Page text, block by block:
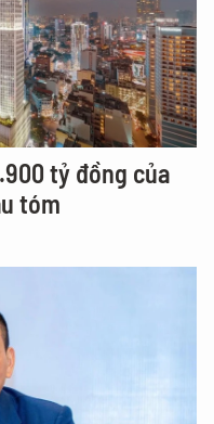
tỷ đồng của
tóm